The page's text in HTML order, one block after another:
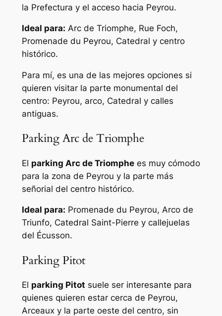
la Prefectura y el acceso hacia Peyrou.
Ideal para: Arc de Triomphe, Rue Foch,
Promenade du Peyrou, Catedral y centro
histórico.
Para mí, es una de las mejores opciones si
quieren visitar la parte monumental del
centro: Peyrou, arco, Catedral y calles
antiguas.
Parking Arc de Triomphe
El parking Arc de Triomphees muy cómodo
para la zona de Peyrou y la parte más
señorial del centro histórico.
Ideal para: Promenade du Peyrou, Arco de
Triunfo, Catedral Saint-Pierre y callejuelas
del Écusson.
Parking Pitot
El parking Pitot suele ser interesante para
quienes quieren estar cerca de Peyrou,
Arceaux y la parte oeste del centro, sin